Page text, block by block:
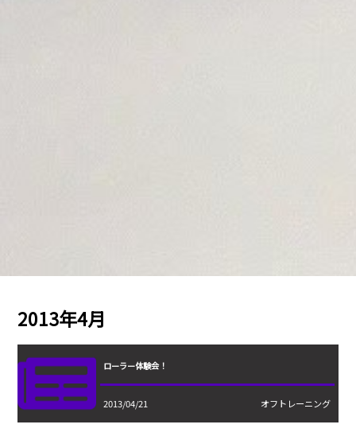
2013年4月
ローラー体験会！
2013/04/21 オフトレーニング